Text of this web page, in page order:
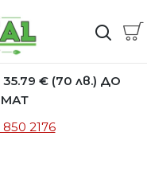
€ (70 лв.) ДО
2176